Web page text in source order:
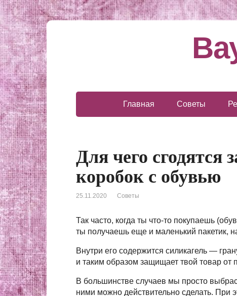
Главная Советы
Для чего сгодятся
коробок с обувью
25.11.2020 Советы
Так часто, когда ты что-то покупаешь
ты получаешь еще и маленький пакетик,
Внутри его содержится силикагель —
и таким образом защищает твой товар от
В большинстве случаев мы просто
ними можно действительно сделать. При